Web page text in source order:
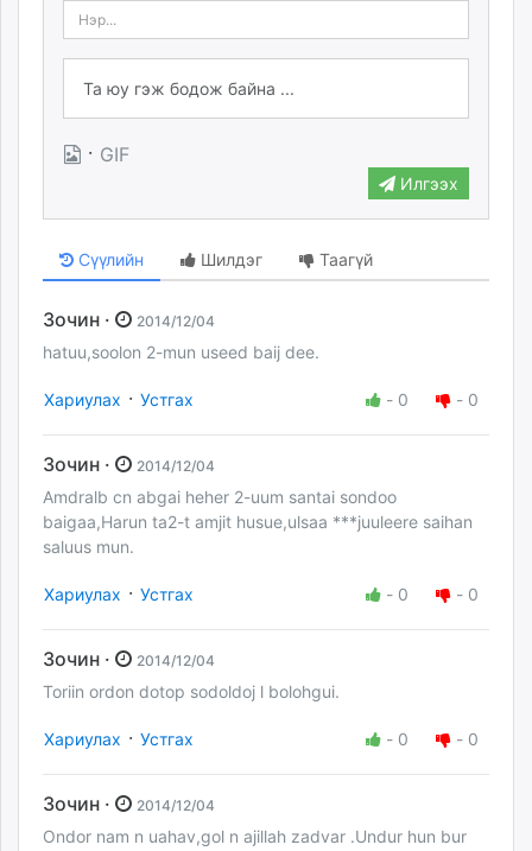
· GIF
Илгээх
Сүүлийн Шилдэг Таагүй
Зочин · 2014/12/04
hatuu,soolon 2-mun useed baij dee.
Хариулах · Устгах - 0 - 0
Зочин · 2014/12/04
Amdralb cn abgai heher 2-uum santai sondoo
baigaa,Harun ta2-t amjit husue,ulsaa ***juuleere saihan
saluus mun.
Хариулах · Устгах - 0 - 0
Зочин · 2014/12/04
Toriin ordon dotop sodoldoj l bolohgui.
Хариулах · Устгах - 0 - 0
Зочин · 2014/12/04
Ondor nam n uahav,gol n ajillah zadvar .Undur hun bur